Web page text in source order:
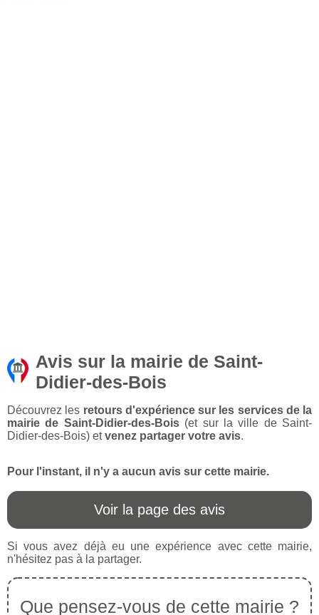
Avis sur la mairie de Saint-
Didier-des-Bois
Découvrez les retours d'expérience sur les services de la
mairie de Saint-Didier-des-Bois(et sur la ville de Saint-
Didier-des-Bois) etvenez partager votre avis.
Pour l'instant, il n'y a aucun avis sur cette mairie.
Voir la page des avis
Si vous avez déjà eu une expérience avec cette mairie,
n'hésitez pas à la partager.
Que pensez-vous de cette mairie ?